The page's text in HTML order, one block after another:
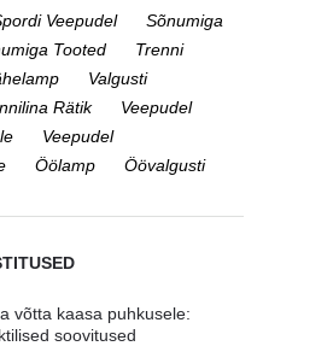
Veepudel
Sõnumiga
Tooted
Trenni
Valgusti
Rätik
Veepudel
Veepudel
Öölamp Öövalgusti
võtta kaasa puhkusele:
soovitused